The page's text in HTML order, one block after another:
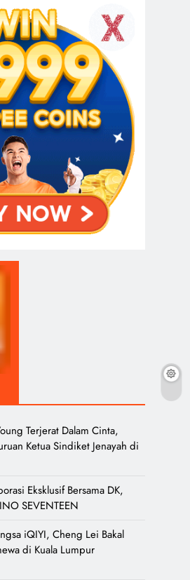
Terjerat Dalam Cinta,
Ketua Sindiket Jenayah di
Eksklusif Bersama DK,
SEVENTEEN
iQIYI, Cheng Lei Bakal
di Kuala Lumpur